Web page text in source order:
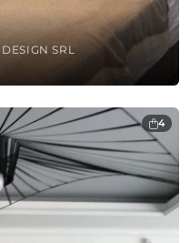
SRL
4